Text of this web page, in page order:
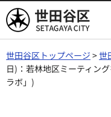
世田谷区
世田谷区トップページ >世
日)：若林地区ミーティン
ラボ」)